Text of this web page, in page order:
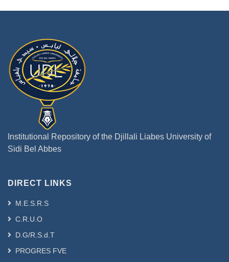
Institutional Repository of the Djillali Liabes University of
Sidi Bel Abbes
DIRECT LINKS
M.E.S.R.S
C.R.U.O
D.G/R.S.d.T
PROGRES FVE